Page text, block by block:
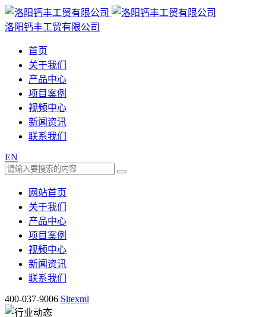
洛阳钙丰工贸有限公司
首页
关于我们
产品中心
项目案例
视频中心
新闻资讯
联系我们
EN
网站首页
关于我们
产品中心
项目案例
视频中心
新闻资讯
联系我们
400-037-9006 Sitexml